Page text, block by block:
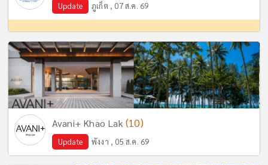
Update ภูเก็ต , 07 ส.ค. 69
Avani+ Khao Lak (10)
Update พังงา , 05 ส.ค. 69